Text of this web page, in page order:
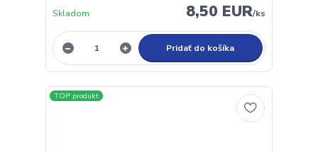
8,50 EUR/ks
Skladom
Pridať do košíka
TOP produkt